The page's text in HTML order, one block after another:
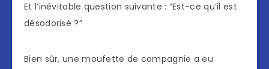
Et l’inévitable question suivante : “Est-ce qu’il est
désodorisé ?”
Bien sûr, une moufette de compagnie a eu